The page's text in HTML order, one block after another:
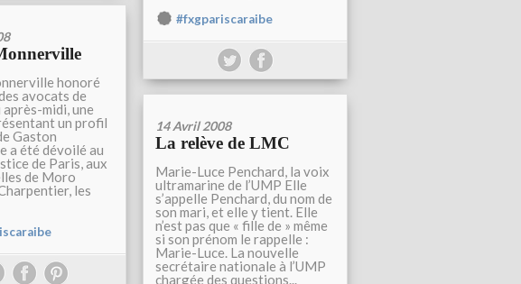
#fxgpariscaraibe
honoré
avocats de
midi, une
un profil
Gaston
a été dévoilé au
de Paris, aux
de Moro
les
14 Avril 2008
La relève de LMC
Marie-Luce Penchard, la voix
ultramarine de l’UMP Elle
s’appelle Penchard, du nom de
son mari, et elle y tient. Elle
n’est pas que « fille de » même
si son prénom le rappelle :
Marie-Luce. La nouvelle
secrétaire nationale à l’UMP
chargée des questions...